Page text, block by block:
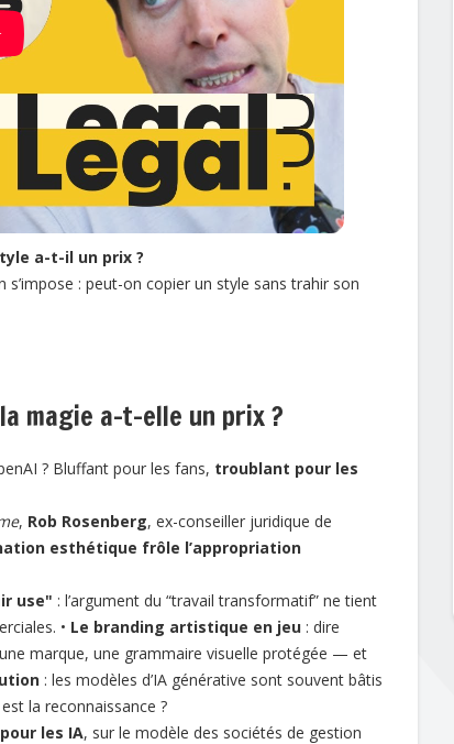
a-t-il un prix ?
: peut-on copier un style sans trahir son
magie a-t-elle un prix ?
? Bluffant pour les fans, troublant pour les
, Rob Rosenberg, ex-conseiller juridique de
esthétique frôle l’appropriation
use" : l’argument du “travail transformatif” ne tient
• Le branding artistique en jeu : dire
une marque, une grammaire visuelle protégée — et
: les modèles d’IA générative sont souvent bâtis
la reconnaissance ?
les IA, sur le modèle des sociétés de gestion